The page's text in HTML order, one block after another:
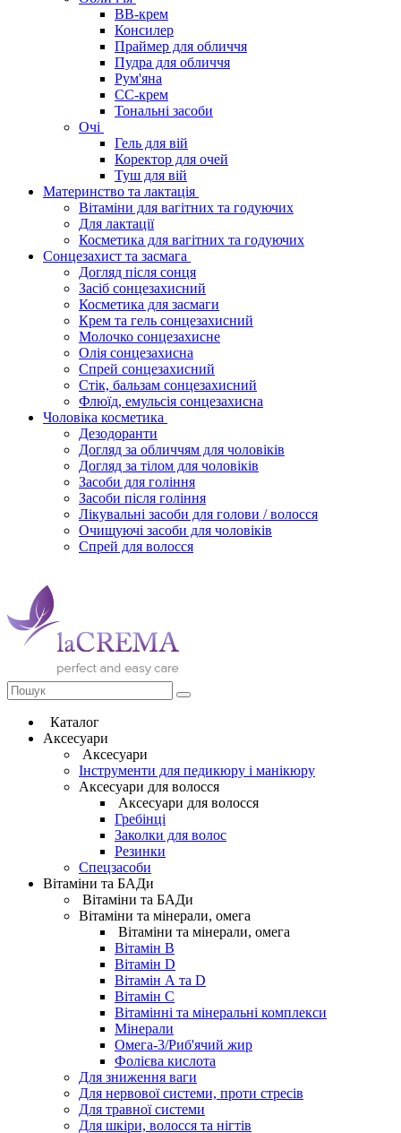
BB-крем
Консилер
Праймер для обличчя
Пудра для обличчя
Рум'яна
СС-крем
Тональні засоби
Очі
Гель для вій
Коректор для очей
Туш для вій
Материнство та лактація
Вітаміни для вагітних та годуючих
Для лактації
Косметика для вагітних та годуючих
Сонцезахист та засмага
Догляд після сонця
Засіб сонцезахисний
Косметика для засмаги
Крем та гель сонцезахисний
Молочко сонцезахисне
Олія сонцезахисна
Спрей сонцезахисний
Стік, бальзам сонцезахисний
Флюїд, емульсія сонцезахисна
Чоловіка косметика
Дезодоранти
Догляд за обличчям для чоловіків
Догляд за тілом для чоловіків
Засоби для гоління
Засоби після гоління
Лікувальні засоби для голови / волосся
Очищуючі засоби для чоловіків
Спрей для волосся
Каталог
Аксесуари
Аксесуари
Інструменти для педикюру і манікюру
Аксесуари для волосся
Аксесуари для волосся
Гребінці
Заколки для волос
Резинки
Спецзасоби
Вітаміни та БАДи
Вітаміни та БАДи
Вітаміни та мінерали, омега
Вітаміни та мінерали, омега
Вітамін B
Вітамін D
Вітамін А та D
Вітамін С
Вітамінні та мінеральні комплекси
Мінерали
Омега-3/Риб'ячий жир
Фолієва кислота
Для зниження ваги
Для нервової системи, проти стресів
Для травної системи
Для шкіри, волосся та нігтів